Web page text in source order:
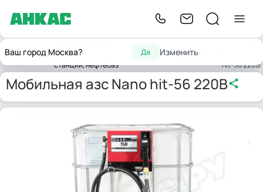
Ваш город Москва? Да Изменить
Главнаяавтозаправочных
станций, нефтебаз
Заправочные Заправочные
hit-56 220В
Мобильная азс Nano hit-56 220В